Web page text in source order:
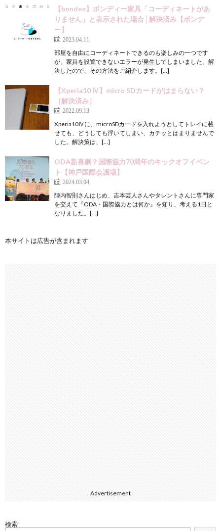
【bondee】ボンディー家具「コーディネートがあ
りません」と表示された場合│解決済み【ボンデ
ー】
2023.04.11
部屋を自由にコーディネートできるのも楽しみの一つです
が、家具を設置できないエラーが発生してしまいました。解
決したので、その方法をご紹介します。[…]
【Xperia10 Ⅳ】micro SDカードがはまらない？
［解決済み］
2022.09.13
Xperia10Ⅳに、microSDカードを入れようとしてトレイに載
せても、どうしても浮いてしまい、カチッとはまりませんで
した。解決策は、[…]
ODA新喜劇？国際協力70周年のキックオフイベン
ト【神戸国際会議場】
2024.03.04
陣内智則さんはじめ、吉本芸人さんやタレントさんに専門家
を交えて『ODA・国際協力とは何か』を知り、考える1日と
なりました。[…]
本サイトは広告が含まれます
Advertisement
検索